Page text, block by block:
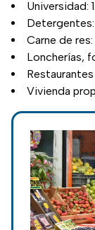
Universidad:
Carne de
Loncherías,
Vivienda